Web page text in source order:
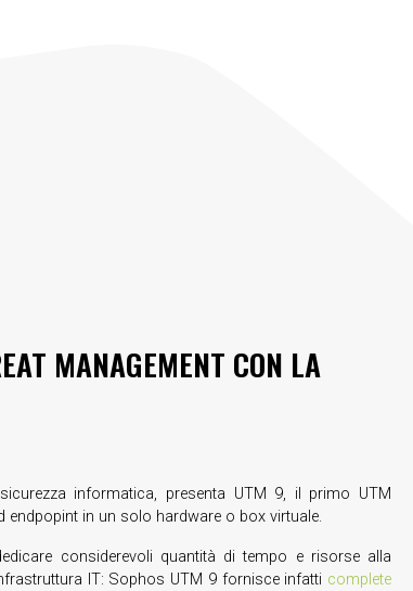
MANAGEMENT CON LA
informatica, presenta UTM 9, il primo UTM
endpopint in un solo hardware o box virtuale.
considerevoli quantità di tempo e risorse alla
IT: Sophos UTM 9 fornisce infatti complete